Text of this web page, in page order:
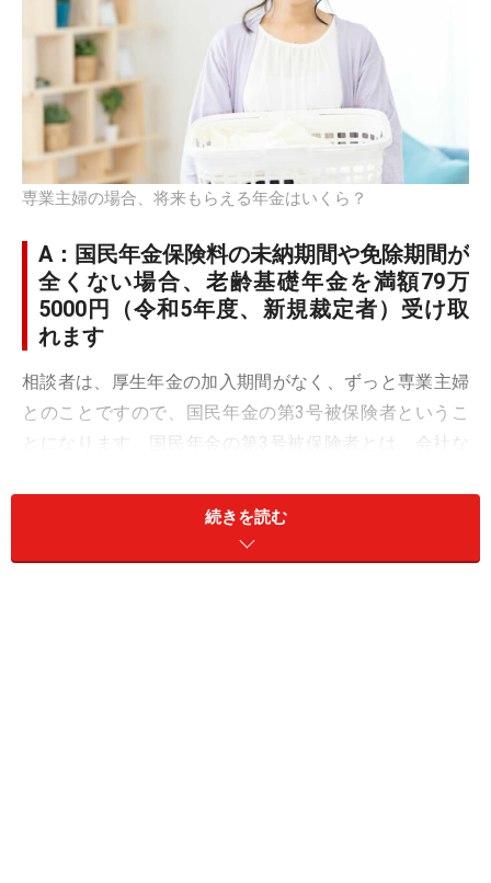
専業主婦の場合、将来もらえる年金はいくら？
A：国民年金保険料の未納期間や免除期間が
全くない場合、老齢基礎年金を満額79万
5000円（令和5年度、新規裁定者）受け取
れます
相談者は、厚生年金の加入期間がなく、ずっと専業主婦
とのことですので、国民年金の第3号被保険者というこ
とになります。国民年金の第3号被保険者とは、会社な
ことで、自分で国民年金保険料を支払う必要はありませ
ん。将来受け取る老齢年金は、国民年金保険から支給さ
れる老齢基礎年金のみになります。
続きを読む